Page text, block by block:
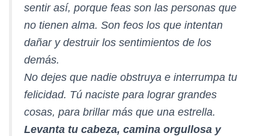
sentir así, porque feas son las personas que
no tienen alma. Son feos los que intentan
dañar y destruir los sentimientos de los
demás.
No dejes que nadie obstruya e interrumpa tu
felicidad. Tú naciste para lograr grandes
cosas, para brillar más que una estrella.
Levanta tu cabeza, camina orgullosa y